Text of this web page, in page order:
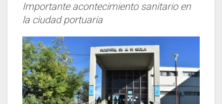
Importante acontecimiento sanitario en
la ciudad portuaria